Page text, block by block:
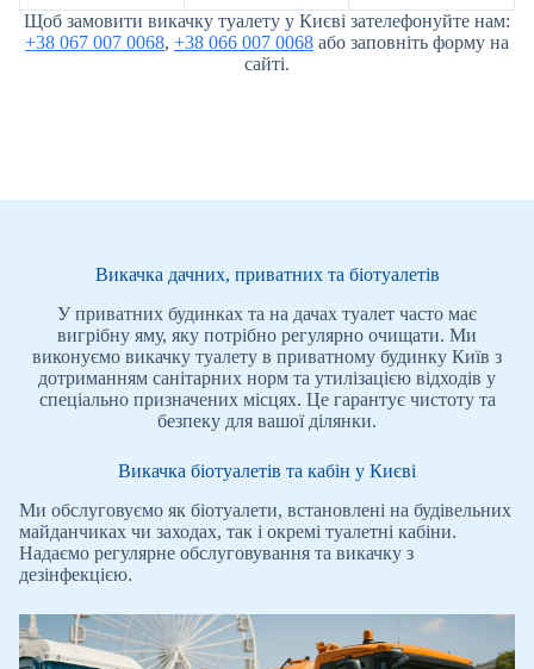
Щоб замовити викачку туалету у Києві зателефонуйте нам:
+38 067 007 0068, +38 066 007 0068 або заповніть форму на
сайті.
Викачка дачних, приватних та біотуалетів
У приватних будинках та на дачах туалет часто має
вигрібну яму, яку потрібно регулярно очищати. Ми
виконуємо викачку туалету в приватному будинку Київ з
дотриманням санітарних норм та утилізацією відходів у
спеціально призначених місцях. Це гарантує чистоту та
безпеку для вашої ділянки.
Викачка біотуалетів та кабін у Києві
Ми обслуговуємо як біотуалети, встановлені на будівельних
майданчиках чи заходах, так і окремі туалетні кабіни.
Надаємо регулярне обслуговування та викачку з
дезінфекцією.